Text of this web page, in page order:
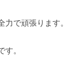
で頑張ります。
。